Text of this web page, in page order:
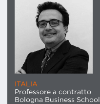
ITALIA
Professore a contratto
Bologna Business School